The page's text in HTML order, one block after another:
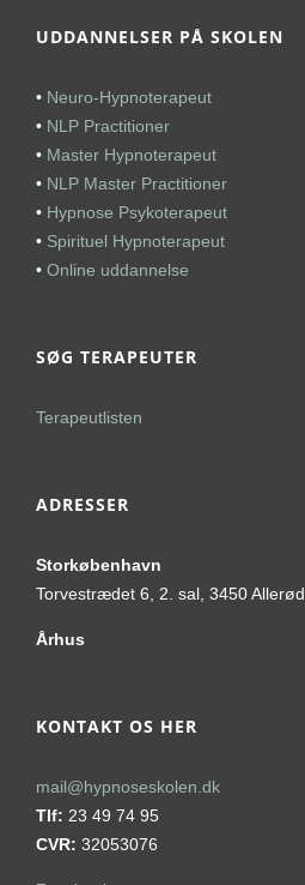
UDDANNELSER PÅ SKOLEN
• Neuro-Hypnoterapeut
• NLP Practitioner
• Master Hypnoterapeut
• NLP Master Practitioner
• Hypnose Psykoterapeut
• Spirituel Hypnoterapeut
• Online uddannelse
SØG TERAPEUTER
Terapeutlisten
ADRESSER
Storkøbenhavn
Torvestrædet 6, 2. sal, 3450 Allerød
Århus
KONTAKT OS HER
mail@hypnoseskolen.dk
Tlf: 23 49 74 95
CVR: 32053076